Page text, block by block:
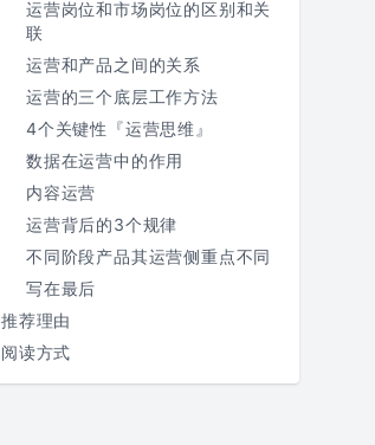
运营岗位和市场岗位的区别和关
联
运营和产品之间的关系
运营的三个底层工作方法
4个关键性『运营思维』
数据在运营中的作用
内容运营
运营背后的3个规律
不同阶段产品其运营侧重点不同
写在最后
推荐理由
阅读方式